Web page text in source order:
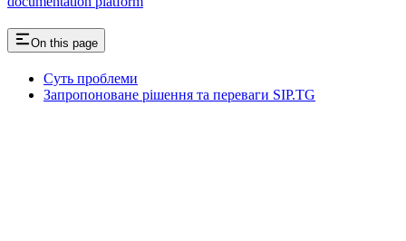
On this page
Суть проблеми
Запропоноване рішення та переваги SIP.TG